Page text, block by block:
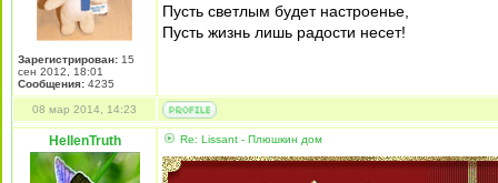
Зарегистрирован: 15
сен 2012, 18:01
Сообщения: 4235
Пусть светлым будет настроенье,
Пусть жизнь лишь радости несет!
08 мар 2014, 14:23
HellenTruth Re: Lissant - Плюшкин дом